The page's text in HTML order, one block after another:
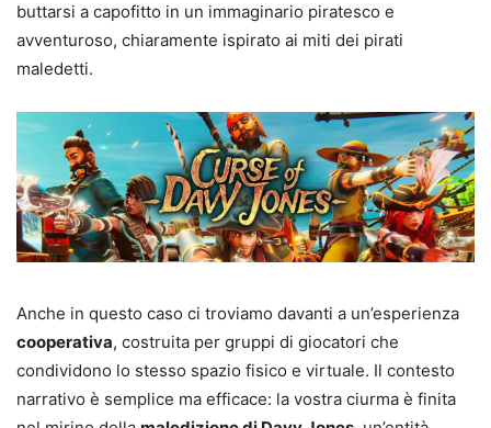
buttarsi a capofitto in un immaginario piratesco e
avventuroso, chiaramente ispirato ai miti dei pirati
maledetti.
Anche in questo caso ci troviamo davanti a un’esperienza
cooperativa, costruita per gruppi di giocatori che
condividono lo stesso spazio fisico e virtuale. Il contesto
narrativo è semplice ma efficace: la vostra ciurma è finita